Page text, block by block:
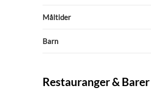
Måltider
Barn
Restauranger & Barer